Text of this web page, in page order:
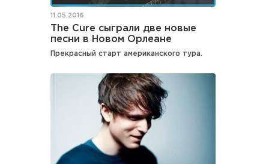
11.05.2016
The Cure сыграли две новые
песни в Новом Орлеане
Прекрасный старт американского тура.